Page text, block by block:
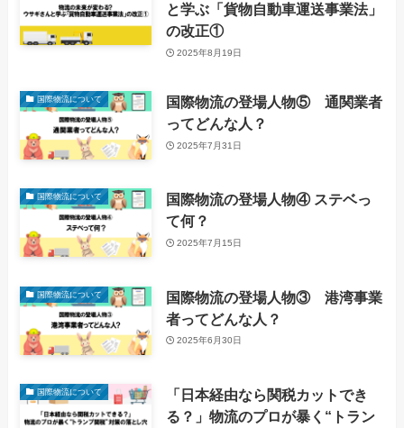
と学ぶ「貨物自動車運送事業法」
の改正①
2025年8月19日
国際物流について
国際物流の登場人物⑤ 通関業者
ってどんな人？
2025年7月31日
国際物流について
国際物流の登場人物④ ステベっ
て何？
2025年7月15日
国際物流について
国際物流の登場人物③ 港湾事業
者ってどんな人？
2025年6月30日
国際物流について
「日本経由なら関税カットでき
る？」物流のプロが暴く“トラン